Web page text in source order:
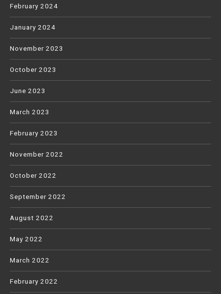
February 2024
January 2024
November 2023
October 2023
June 2023
March 2023
February 2023
November 2022
October 2022
September 2022
August 2022
May 2022
March 2022
February 2022